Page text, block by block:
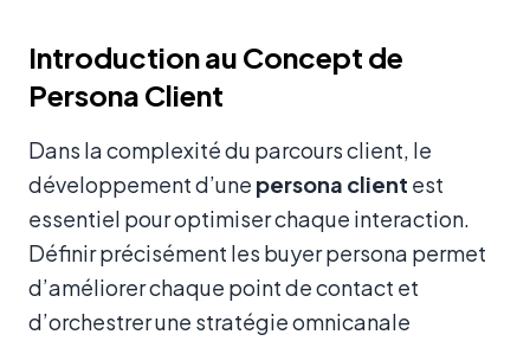
Introduction au Concept de
Persona Client
Dans la complexité du parcours client, le
développement d’une persona client est
essentiel pour optimiser chaque interaction.
Définir précisément les buyer persona permet
d’améliorer chaque point de contact et
d’orchestrer une stratégie omnicanale